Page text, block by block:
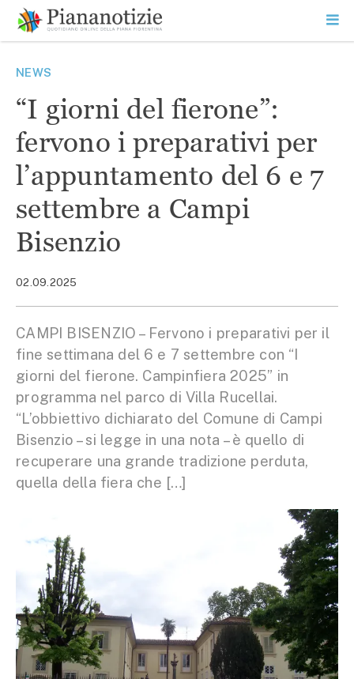
contenuto
SEARCH
NEWS
“I giorni del fierone”:
fervono i preparativi per
l’appuntamento del 6 e 7
settembre a Campi
Bisenzio
02.09.2025
CAMPI BISENZIO – Fervono i preparativi per il
fine settimana del 6 e 7 settembre con “I
giorni del fierone. Campinfiera 2025” in
programma nel parco di Villa Rucellai.
“L’obbiettivo dichiarato del Comune di Campi
Bisenzio – si legge in una nota – è quello di
recuperare una grande tradizione perduta,
quella della fiera che […]